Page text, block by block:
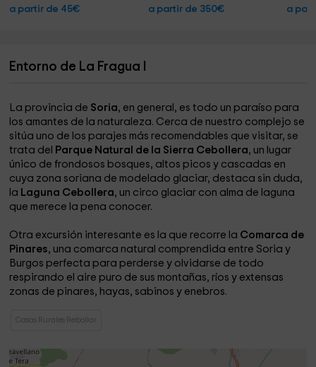
a partir de 45€ a partir de 350€ a
Entorno de La Fragua I
La provincia de Soria, en general, es todo un paraíso para
los amantes de la naturaleza. Cerca de nuestro complejo se
sitúa uno de los parajes más recomendables que visitar, se
trata del
Parque Natural de la Sierra Cebollera, un lugar
único de frondosos bosques, altos picos y cascadas en
cuya zona soriana de modelado glaciar, destaca sin duda,
la Laguna Cebollera, un circo glaciar con alma de laguna
que merece la pena conocer.
Otra excursión interesante es la que recorre la Comarca de
Pinares, una comarca natural comprendida entre Soria y
Burgos perfecta para perderse y olvidarse de todo
respirando el aire puro de sus montañas, ríos y extensas
zonas de pinares, hayas, sabinos y enebros.
Casas Rurales Rebollar